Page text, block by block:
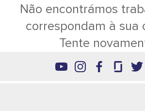
Não encontrámos
correspondam à sua
Tente